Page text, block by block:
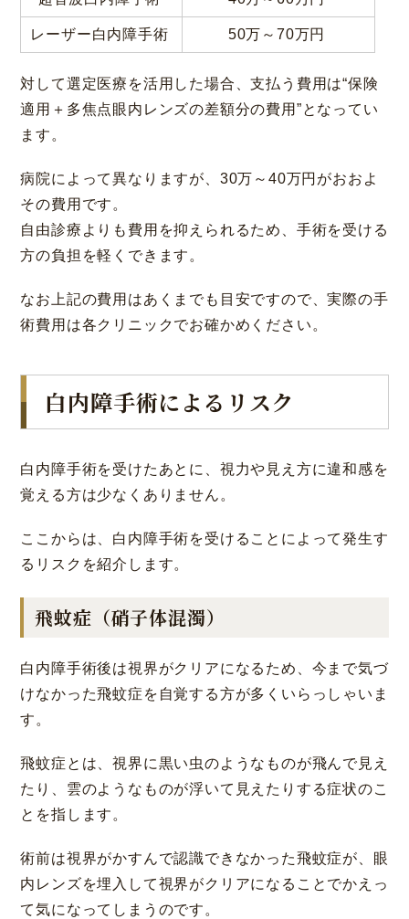
レーザー白内障手術 50万～70万円
対して選定医療を活用した場合、支払う費用は“保険
適用＋多焦点眼内レンズの差額分の費用”となってい
ます。
病院によって異なりますが、30万～40万円がおおよ
その費用です。
自由診療よりも費用を抑えられるため、手術を受ける
方の負担を軽くできます。
なお上記の費用はあくまでも目安ですので、実際の手
術費用は各クリニックでお確かめください。
白内障手術によるリスク
白内障手術を受けたあとに、視力や見え方に違和感を
覚える方は少なくありません。
ここからは、白内障手術を受けることによって発生す
るリスクを紹介します。
飛蚊症（硝子体混濁）
白内障手術後は視界がクリアになるため、今まで気づ
けなかった飛蚊症を自覚する方が多くいらっしゃいま
す。
飛蚊症とは、視界に黒い虫のようなものが飛んで見え
たり、雲のようなものが浮いて見えたりする症状のこ
とを指します。
術前は視界がかすんで認識できなかった飛蚊症が、眼
内レンズを埋入して視界がクリアになることでかえっ
て気になってしまうのです。